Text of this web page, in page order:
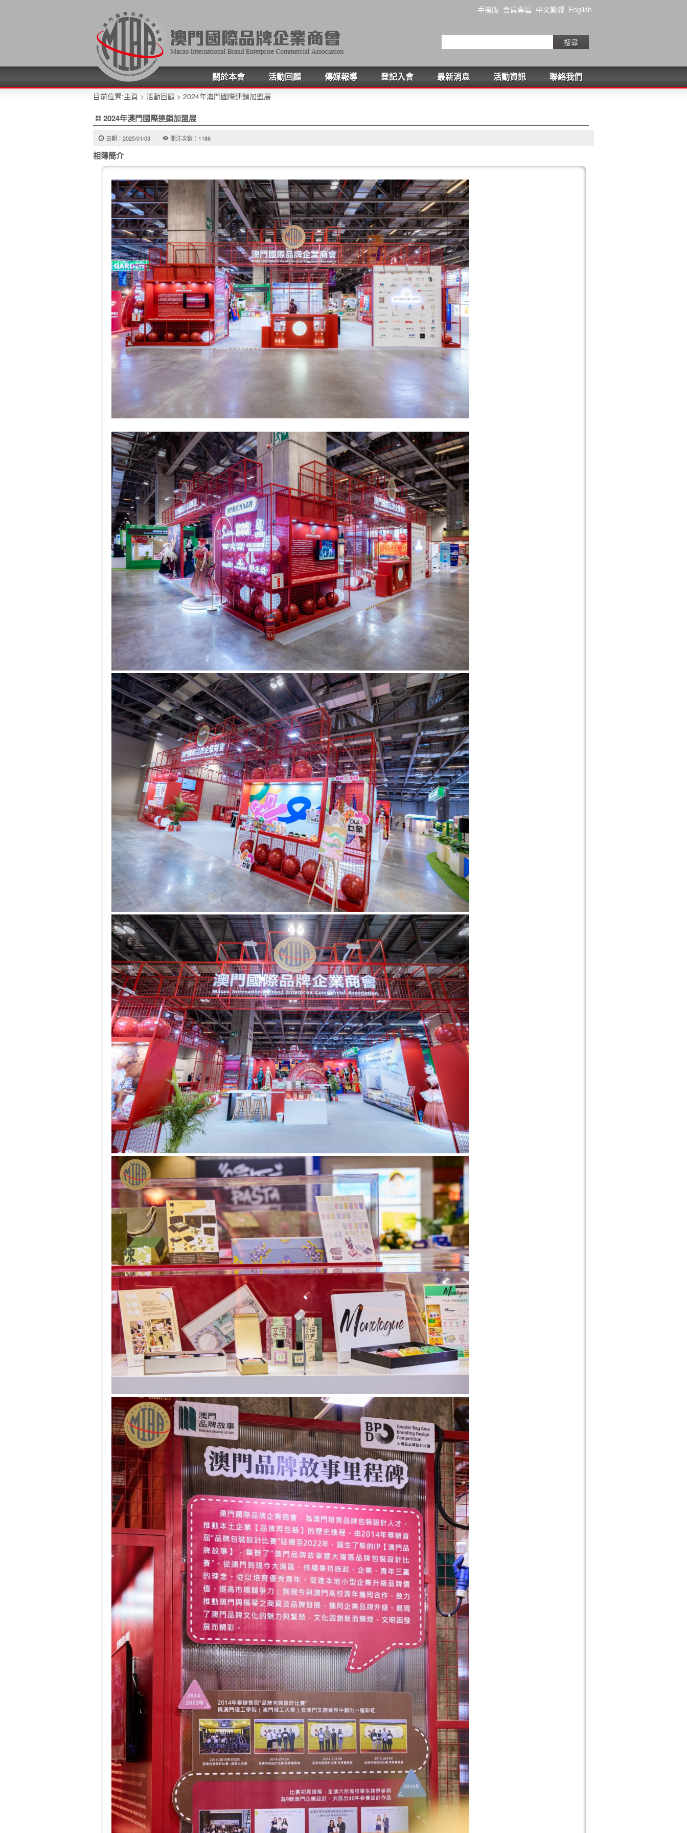
手機版 會員專區 中文繁體 English
搜尋
聯絡我們
活動資訊
最新消息
登記入會
傳媒報導
活動回顧
關於本會
目前位置:主頁 > 活動回顧 > 2024年澳門國際連鎖加盟展
2024年澳門國際連鎖加盟展
日期：2025/01/03 關注次數：1186
相簿簡介